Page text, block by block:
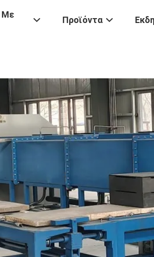
Με
Προϊόντα